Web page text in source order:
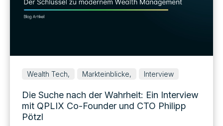
Wealth Tech, Markteinblicke, Interview
Die Suche nach der Wahrheit: Ein Interview
mit QPLIX Co-Founder und CTO Philipp
Pötzl